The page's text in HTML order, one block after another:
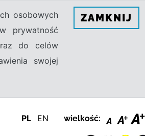
osobowych
prywatność
do celów
swojej
ZAMKNIJ
PL EN wielkość: